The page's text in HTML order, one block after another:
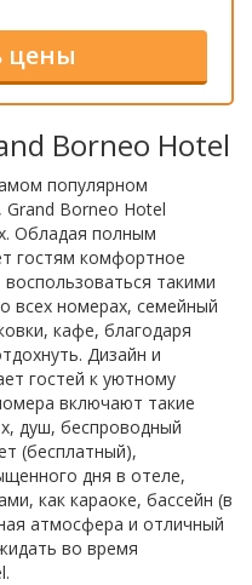
Borneo Hotel
популярном
Grand Borneo Hotel
Обладая полным
гостям комфортное
такими
всех номерах, семейный
кафе, благодаря
Дизайн и
гостей к уютному
включают такие
душ, беспроводный
(бесплатный),
дня в отеле,
как караоке, бассейн (в
атмосфера и отличный
во время